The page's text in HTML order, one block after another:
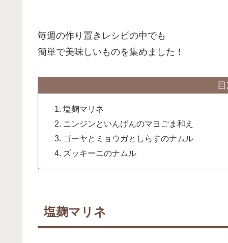
毎週の作り置きレシピの中でも
簡単で美味しいものを集めました！
塩麹マリネ
ニンジンといんげんのマヨごま和え
ゴーヤとミョウガとしらすのナムル
ズッキーニのナムル
塩麹マリネ